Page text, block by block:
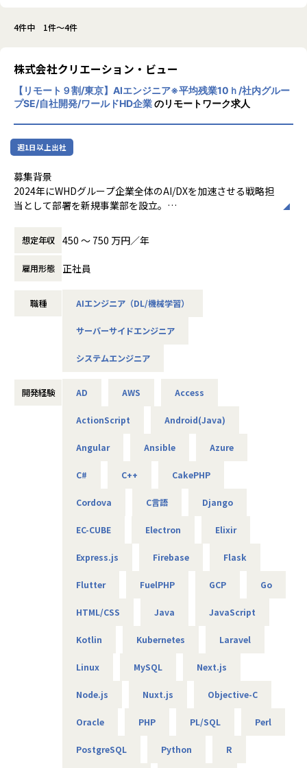
4件中 1件～4件
株式会社クリエーション・ビュー
【リモート９割/東京】AIエンジニア※平均残業10ｈ/社内グルー
プSE/自社開発/ワールドHD企業のリモートワーク求人
週1日以上出社
募集背景
2024年にWHDグループ企業全体のAI/DXを加速させる戦略担
当として部署を新規事業部を設立。
える多様なビジネス課題に対し、AIを活用したシステム開発
を通じて事業価値の最大化に貢献しています。また外部クラ
イアントの案件も拡大中です。
現在、当部署は10名超の精鋭でAI/DX事業のシステム開発を
ーズは急速に拡大しており、さらなる事業拡大に向けて増員
AIやDXの知見は問わず、ご興味と意欲のある方にぜひ参画い
・大手企業、グループ会社に向けたAIソリューションの開発
・AWSやPythonを用いたAIアプリケーションの作成
・データ基盤の構築並びにデータ活用によるDX化の提案
・RAG機能を搭載した、(閉域接続可能な)生成AIの開発
・鉄道会社向け、AIを活用した需要予測とシステム開発
・WEB広告最適化に向けたデータ分析、PoC開発 など
当社は社長を含め、社員構成の9割以上がエンジニアです。
りたい」という想いを込めて創業したため、
働き方を考慮して下記環境を用意しています。
・9割以上がリモート（年に数回程度の出社メンバーも）
想定年収 450 〜 750 万円／年
雇用形態 正社員
職種 AIエンジニア（DL/機械学習）
サーバーサイドエンジニア
システムエンジニア
開発経験 AD AWS Access
ActionScript Android(Java)
Angular Ansible Azure
C# C++ CakePHP
Cordova C言語 Django
EC-CUBE Electron Elixir
Express.js Firebase Flask
Flutter FuelPHP GCP Go
HTML/CSS Java JavaScript
Kotlin Kubernetes Laravel
Linux MySQL Next.js
Node.js Nuxt.js Objective-C
Oracle PHP PL/SQL Perl
PostgreSQL Python R